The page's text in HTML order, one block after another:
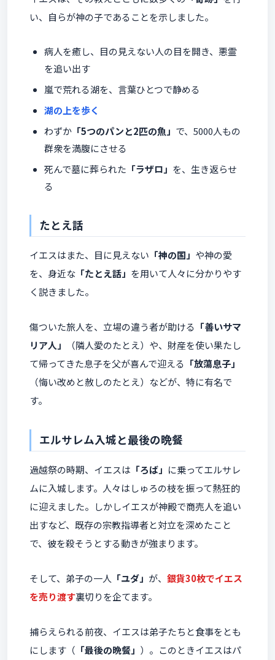
い、自らが神の子であることを示しました。
病人を癒し、目の見えない人の目を開き、悪霊
を追い出す
嵐で荒れる湖を、言葉ひとつで静める
湖の上を歩く
わずか 「5つのパンと2匹の魚」 で、5000人もの
群衆を満腹にさせる
死んで墓に葬られた 「ラザロ」 を、生き返らせ
る
たとえ話
イエスはまた、目に見えない 「神の国」 や神の愛
を、身近な 「たとえ話」 を用いて人々に分かりやす
く説きました。
傷ついた旅人を、立場の違う者が助ける 「善いサマ
リア人」
（隣人愛のたとえ）や、財産を使い果たし
て帰ってきた息子を父が喜んで迎える 「放蕩息子」
（悔い改めと赦しのたとえ）などが、特に有名で
す。
エルサレム入城と最後の晩餐
過越祭の時期、イエスは 「ろば」 に乗ってエルサレ
ムに入城します。人々はしゅろの枝を振って熱狂的
に迎えました。しかしイエスが神殿で商売人を追い
出すなど、既存の宗教指導者と対立を深めたこと
で、彼を殺そうとする動きが強まります。
そして、弟子の一人 「ユダ」 が、 銀貨30枚でイエス
を売り渡す裏切りを企てます。
捕らえられる前夜、イエスは弟子たちと食事をとも
にします（ 「最後の晩餐」 ）。このときイエスはパ